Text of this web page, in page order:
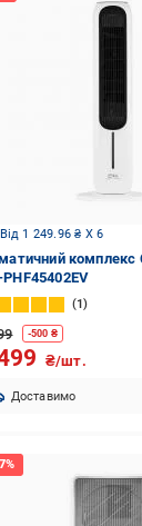
Від 1 249.96 ₴ X 6
комплекс
1
-500 ₴
₴/шт.
Доставимо